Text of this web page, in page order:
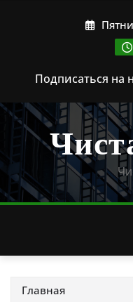
Подписаться на
Главная